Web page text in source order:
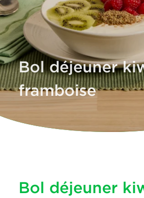
Bol déjeuner
framboise
Bol déjeuner